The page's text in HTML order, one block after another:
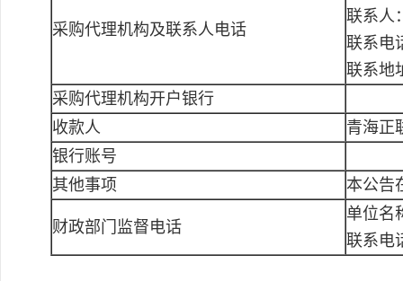
采购代理机构及联系人电话
联系人
联系电
联系地
采购代理机构开户银行
收款人
青海正
银行账号
其他事项
本公告
财政部门监督电话
单位名
联系电